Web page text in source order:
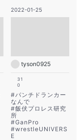
2022-01-25
tyson0925
31
0
#パンチドランカー
なんで
#飯伏プロレス研究
所
#GanPro
#wrestleUNIVERS
E